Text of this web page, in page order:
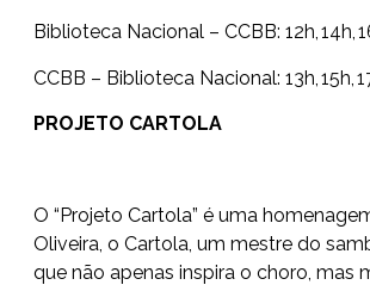
Biblioteca Nacional – CCBB: 12h, 14h,
CCBB – Biblioteca Nacional: 13h, 15h,
PROJETO CARTOLA
O “Projeto Cartola” é uma
Oliveira, o Cartola, um mestre do
que não apenas inspira o choro, mas